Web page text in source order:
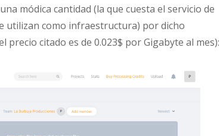
módica cantidad (la que cuesta el servicio de
utilizan como infraestructura) por dicho
precio citado es de 0.023$ por Gigabyte al mes):